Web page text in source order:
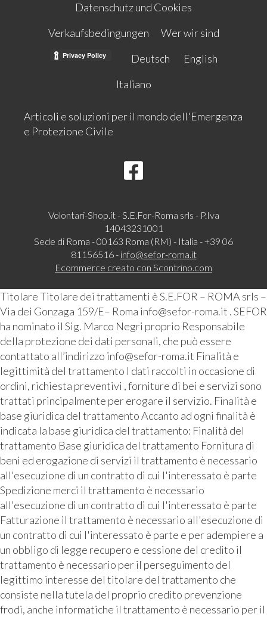
Datenschutz und Cookies
Verkaufsbedingungen
Wer wir sind
Deutsch
English
Italiano
Articoli e soluzioni per il mondo dell'Emergenza
e Protezione Civile
Volontari-Shop.it - S.E.For-Roma srls - P.Iva
14043231001
Sede di Roma - 00163 Roma (RM) - Italia - +39 06
81156516 - info@sefor-roma.it
Ecommerce creato con Scontrino.com
Titolare Titolare dei trattamenti è S.E.FOR – ROMA srls –
Via dei Gonzaga 159/E– Roma info@sefor-roma.it . SEFOR
ha nominato il Sig. Marco Negri proprio Responsabile
della protezione dei dati personali, che può essere
contattato all’indirizzo info@sefor-roma.it Finalità e
legittimità del trattamento I dati raccolti in occasione di
ordini, richiesta preventivi , forniture di bei e servizi sono
trattati principalmente per erogare il servizio. Finalità e
base giuridica del trattamento Accanto ad ogni finalità è
indicata la base giuridica del trattamento: Finalità del
trattamento Base giuridica del trattamento Fornitura di
beni ed erogazione di servizi il trattamento è necessario
all'esecuzione di un contratto di cui l'interessato è parte
Spedizione merci il trattamento è necessario
all'esecuzione di un contratto di cui l'interessato è parte
Fatturazione il trattamento è necessario all'esecuzione di
un contratto di cui l'interessato è parte e per adempiere a
un obbligo di legge recupero e cessione del credito il
trattamento è necessario per il perseguimento del
legittimo interesse del titolare del trattamento che
consiste nella tutela del proprio credito prevenzione
frodi, anche informatiche il trattamento è necessario per il